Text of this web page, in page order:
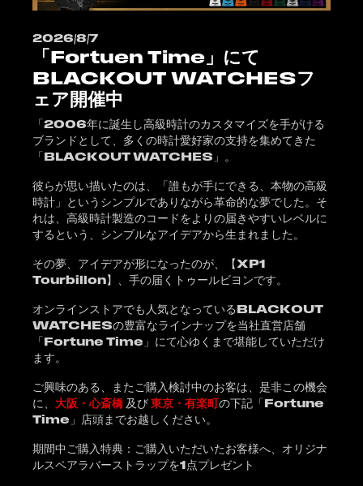
2026/8/7
「Fortuen Time」にて
BLACKOUT WATCHESフ
ェア開催中
「2006年に誕生し高級時計のカスタマイズを手がける
ブランドとして、多くの時計愛好家の支持を集めてきた
「BLACKOUT WATCHES」。
彼らが思い描いたのは、「誰もが手にできる、本物の高級
時計」というシンプルでありながら革命的な夢でした。そ
れは、高級時計製造のコードをよりの届きやすいレベルに
するという、シンプルなアイデアから生まれました。
その夢、アイデアが形になったのが、【XP1
Tourbillon】、手の届くトゥールビヨンです。
オンラインストアでも人気となっているBLACKOUT
WATCHESの豊富なラインナップを当社直営店舗
「Fortune Time」にて心ゆくまで堪能していただけ
ます。
ご興味のある、またご購入検討中のお客は、是非この機会
に、 大阪・心斎橋 及び東京・有楽町の下記「Fortune
Time」店頭までお越しください。
期間中ご購入特典：ご購入いただいたお客様へ、オリジナ
ルスペアラバーストラップを1点プレゼント